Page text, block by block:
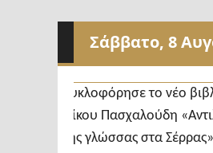
Προχωρήστε
Σάββατο, 8
Κυκλοφόρησε το νέο βιβλίο
Νίκου Πασχαλούδη «Αντιλεξικό
της γλώσσας στα Σέρρας»